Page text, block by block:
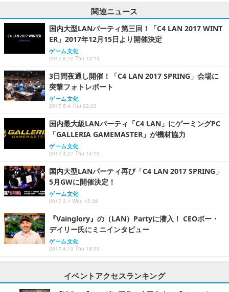
関連ニュース
国内大型LANパーティ第三回！「C4 LAN 2017 WINT
ER」2017年12月15日より開催決定
ゲーム文化
2017.8.10 Thu 12:13
3日間夜通し開催！「C4 LAN 2017 SPRING」会場に
突撃フォトレポート
ゲーム文化
2017.5.4 Thu 22:33
国内最大級LANパーティ「C4 LAN」にゲーミングPC
「GALLERIA GAMEMASTER」が機材協力
ゲーム文化
2017.4.27 Thu 14:19
国内大型LANパーティ再び「C4 LAN 2017 SPRING」
5月GWに開催決定！
ゲーム文化
2017.3.1 Wed 15:28
『Vainglory』の（LAN）Partyに潜入！ CEOボー・
デイリー氏にミニインタビュー
ゲーム文化
2017.4.13 Thu 18:00
イベントアクセスランキング